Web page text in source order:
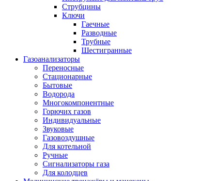
Струбцины
Ключи
Гаечные
Разводные
Трубные
Шестигранные
Газоанализаторы
Переносные
Стационарные
Бытовые
Водорода
Многокомпонентные
Горючих газов
Индивидуальные
Звуковые
Газовоздушные
Для котельной
Ручные
Сигнализаторы газа
Для колодцев